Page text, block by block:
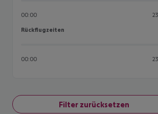
00:00
Rückflugzeiten
Rückflugzeiten
00:00
Filter zurücksetzen